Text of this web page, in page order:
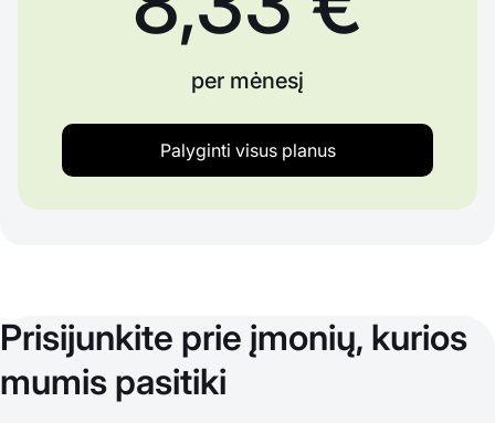
per mėnesį
Palyginti visus planus
Prisijunkite prie įmonių, kurios
mumis pasitiki